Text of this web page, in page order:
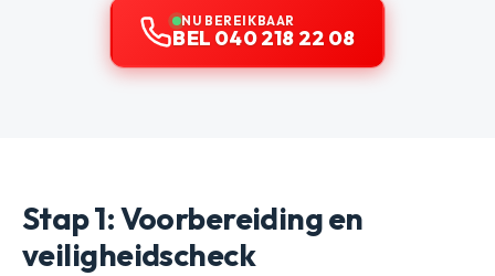
NU BEREIKBAAR
BEL 040 218 22 08
Stap 1: Voorbereiding en
veiligheidscheck